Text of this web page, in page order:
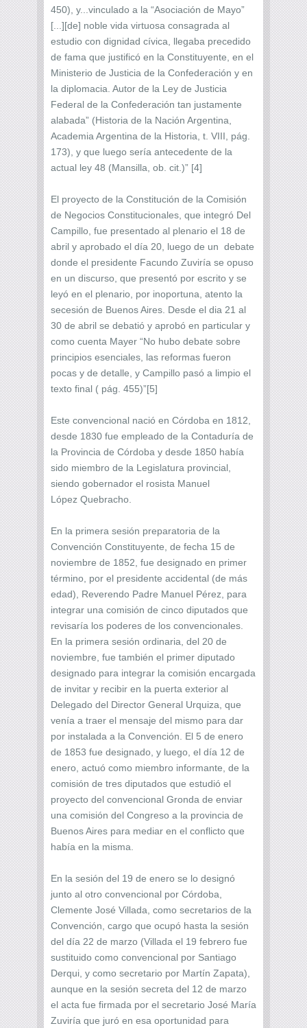
450), y...vinculado a la “Asociación de Mayo”
[...][de] noble vida virtuosa consagrada al
estudio con dignidad cívica, llegaba precedido
de fama que justificó en la Constituyente, en el
Ministerio de Justicia de la Confederación y en
la diplomacia. Autor de la Ley de Justicia
Federal de la Confederación tan justamente
alabada” (Historia de la Nación Argentina,
Academia Argentina de la Historia, t. VIII, pág.
173), y que luego sería antecedente de la
actual ley 48 (Mansilla, ob. cit.)” [4]
El proyecto de la Constitución de la Comisión
de Negocios Constitucionales, que integró Del
Campillo, fue presentado al plenario el 18 de
abril y aprobado el día 20, luego de un debate
donde el presidente Facundo Zuviría se opuso
en un discurso, que presentó por escrito y se
leyó en el plenario, por inoportuna, atento la
secesión de Buenos Aires. Desde el dia 21 al
30 de abril se debatió y aprobó en particular y
como cuenta Mayer “No hubo debate sobre
principios esenciales, las reformas fueron
pocas y de detalle, y Campillo pasó a limpio el
texto final ( pág. 455)”[5]
Este convencional nació en Córdoba en 1812,
desde 1830 fue empleado de la Contaduría de
la Provincia de Córdoba y desde 1850 había
sido miembro de la Legislatura provincial,
siendo gobernador el rosista Manuel
López Quebracho.
En la primera sesión preparatoria de la
Convención Constituyente, de fecha 15 de
noviembre de 1852, fue designado en primer
término, por el presidente accidental (de más
edad), Reverendo Padre Manuel Pérez, para
integrar una comisión de cinco diputados que
revisaría los poderes de los convencionales.
En la primera sesión ordinaria, del 20 de
noviembre, fue también el primer diputado
designado para integrar la comisión encargada
de invitar y recibir en la puerta exterior al
Delegado del Director General Urquiza, que
venía a traer el mensaje del mismo para dar
por instalada a la Convención. El 5 de enero
de 1853 fue designado, y luego, el día 12 de
enero, actuó como miembro informante, de la
comisión de tres diputados que estudió el
proyecto del convencional Gronda de enviar
una comisión del Congreso a la provincia de
Buenos Aires para mediar en el conflicto que
había en la misma.
En la sesión del 19 de enero se lo designó
junto al otro convencional por Córdoba,
Clemente José Villada, como secretarios de la
Convención, cargo que ocupó hasta la sesión
del día 22 de marzo (Villada el 19 febrero fue
sustituido como convencional por Santiago
Derqui, y como secretario por Martín Zapata),
aunque en la sesión secreta del 12 de marzo
el acta fue firmada por el secretario José María
Zuviría que juró en esa oportunidad para